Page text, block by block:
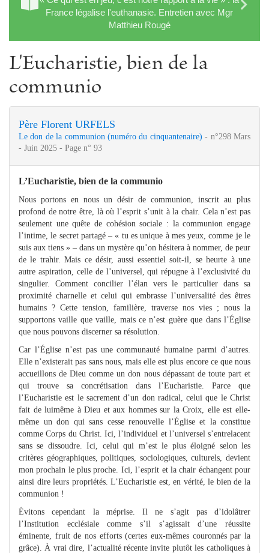
France légalise l'euthanasie. Entretien avec Mgr
Matthieu Rougé
L'Eucharistie, bien de la
communio
Père Florent URFELS
Le don de la communion (numéro du cinquantenaire)- n°298 Mars
- Juin 2025 - Page n° 93
L’Eucharistie, bien de la communio
Nous portons en nous un désir de communion, inscrit au plus
profond de notre être, là où l’esprit s’unit à la chair. Cela n’est pas
seulement une quête de cohésion sociale : la communion engage
l’intime, le secret partagé – « tu es unique à mes yeux, comme je le
suis aux tiens » – dans un mystère qu’on hésitera à nommer, de peur
de le trahir. Mais ce désir, aussi essentiel soit-il, se heurte à une
autre aspiration, celle de l’universel, qui répugne à l’exclusivité du
singulier. Comment concilier l’élan vers le particulier dans sa
proximité charnelle et celui qui embrasse l’universalité des êtres
humains ? Cette tension, familière, traverse nos vies ; nous la
supportons vaille que vaille, mais ce n’est guère que dans l’Église
que nous pouvons discerner sa résolution.
Car l’Église n’est pas une communauté humaine parmi d’autres.
Elle n’existerait pas sans nous, mais elle est plus encore ce que nous
accueillons de Dieu comme un don nous dépassant de toute part et
qui trouve sa concrétisation dans l’Eucharistie. Parce que
l’Eucharistie est le sacrement d’un don radical, celui que le Christ
fait de luimême à Dieu et aux hommes sur la Croix, elle est elle-
même un don qui sans cesse renouvelle l’Église et la constitue
comme Corps du Christ. Ici, l’individuel et l’universel s’entrelacent
sans se dissoudre. Ici, celui qui m’est le plus éloigné selon les
critères géographiques, politiques, sociologiques, culturels, devient
mon prochain le plus proche. Ici, l’esprit et la chair échangent pour
ainsi dire leurs propriétés. L’Eucharistie est, en vérité, le bien de la
communion !
Évitons cependant la méprise. Il ne s’agit pas d’idolâtrer
l’Institution ecclésiale comme s’il s’agissait d’une réussite
éminente, fruit de nos efforts (certes eux-mêmes couronnés par la
grâce). À vrai dire, l’actualité récente invite plutôt les catholiques à